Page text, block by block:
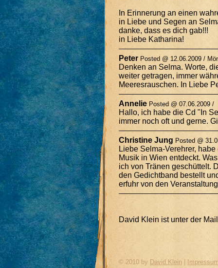
In Erinnerung an einen
in Liebe und Segen an
danke, dass es dich gab!!!
in Liebe Katharina!
Peter Posted @ 12.06.2009 /
Denken an Selma. Worte,
weiter getragen, immer
Meeresrauschen. In Liebe
Annelie Posted @ 07.06.2009 /
Hallo, ich habe die Cd "In
immer noch oft und gerne.
Christine Jung Posted @
Liebe Selma-Verehrer,
Musik in Wien entdeckt.
ich von Tränen geschüttelt.
den Gedichtband bestellt
erfuhr von den
David Klein ist unter der
© 2010 by David Klein